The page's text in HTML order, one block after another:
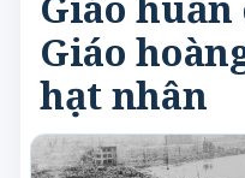
Giáo
hạt nhân